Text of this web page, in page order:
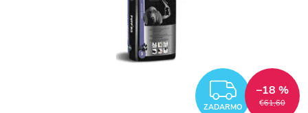
ZADARMO €61,60
–18 %